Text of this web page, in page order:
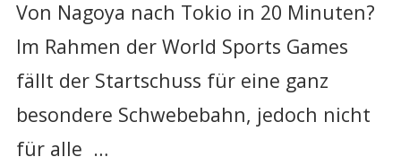
Von Nagoya nach Tokio in 20 Minuten?
Im Rahmen der World Sports Games
fällt der Startschuss für eine ganz
besondere Schwebebahn, jedoch nicht
für alle …